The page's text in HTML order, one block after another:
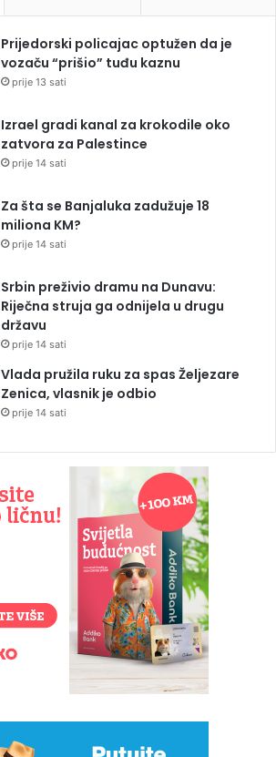
Prijedorski policajac optužen da je
vozaču “prišio” tuđu kaznu
prije 13 sati
Izrael gradi kanal za krokodile oko
zatvora za Palestince
prije 14 sati
Za šta se Banjaluka zadužuje 18
miliona KM?
prije 14 sati
Srbin preživio dramu na Dunavu:
Riječna struja ga odnijela u drugu
državu
prije 14 sati
Vlada pružila ruku za spas Željezare
Zenica, vlasnik je odbio
prije 14 sati